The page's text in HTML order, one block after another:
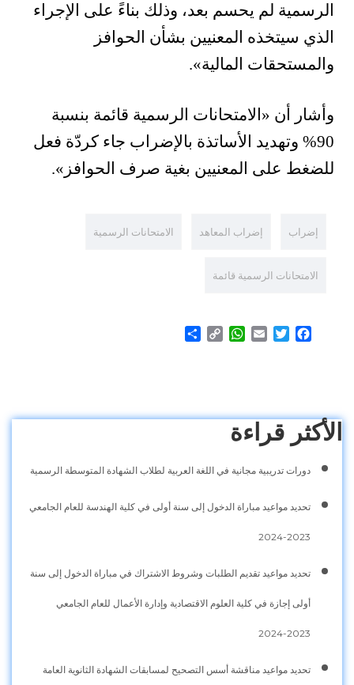
الرسمية لم يحسم بعد، وذلك بناءً على الإجراء
الذي سيتخذه المعنيين بشأن الحوافز
والمستحقات المالية».
وأشار أن «الامتحانات الرسمية قائمة بنسبة
90% وتهديد الأساتذة بالإضراب جاء كردّة فعل
للضغط على المعنيين بغية صرف الحوافز».
إضراب إضراب المعاهد الامتحانات الرسمية
الامتحانات الرسمية قائمة
Facebook
Twitter
Email
WhatsApp
Copy
الأكثر قراءة
دورات تدريبية مجانية في اللغة العربية لطلاب الشهادة المتوسطة الرسمية
تحديد مواعيد مباراة الدخول إلى سنة أولى في كلية الهندسة للعام الجامعي
2023-2024
تحديد مواعيد تقديم الطلبات وشروط الاشتراك في مباراة الدخول إلى سنة
أولى إجازة في كلية العلوم الاقتصادية وإدارة الأعمال للعام الجامعي
2023-2024
تحديد مواعيد مناقشة أسس التصحيح لمسابقات الشهادة الثانوية العامة